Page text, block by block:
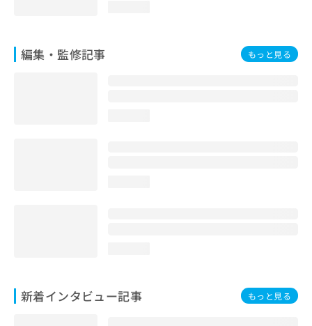
編集・監修記事 もっと見る
新着インタビュー記事 もっと見る